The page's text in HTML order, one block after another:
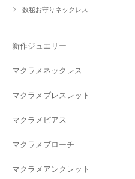
数秘お守りネックレス
新作ジュエリー
マクラメネックレス
マクラメブレスレット
マクラメピアス
マクラメブローチ
マクラメアンクレット